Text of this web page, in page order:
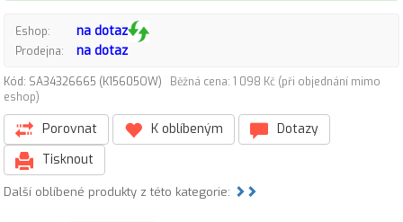
Eshop: na dotaz
Prodejna: na dotaz
Kód: SA34326665 (K15605OW)
Běžná cena: 1 098 Kč (při objednání mimo
eshop)
Porovnat K oblíbeným
Dotazy
Tisknout
Další oblíbené produkty z této kategorie: